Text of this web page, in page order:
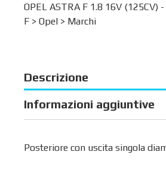
OPEL ASTRA F 1.8 16V (125CV) -
F > Opel > Marchi
Descrizione
Informazioni aggiuntive
Posteriore con uscita singola